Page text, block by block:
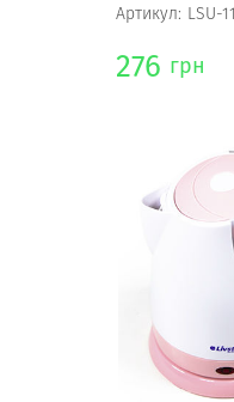
Артикул: LSU-
276 грн